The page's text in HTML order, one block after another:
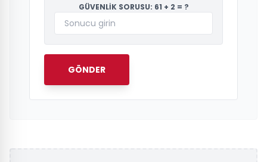
GÜVENLİK SORUSU: 61 + 2 = ?
GÖNDER